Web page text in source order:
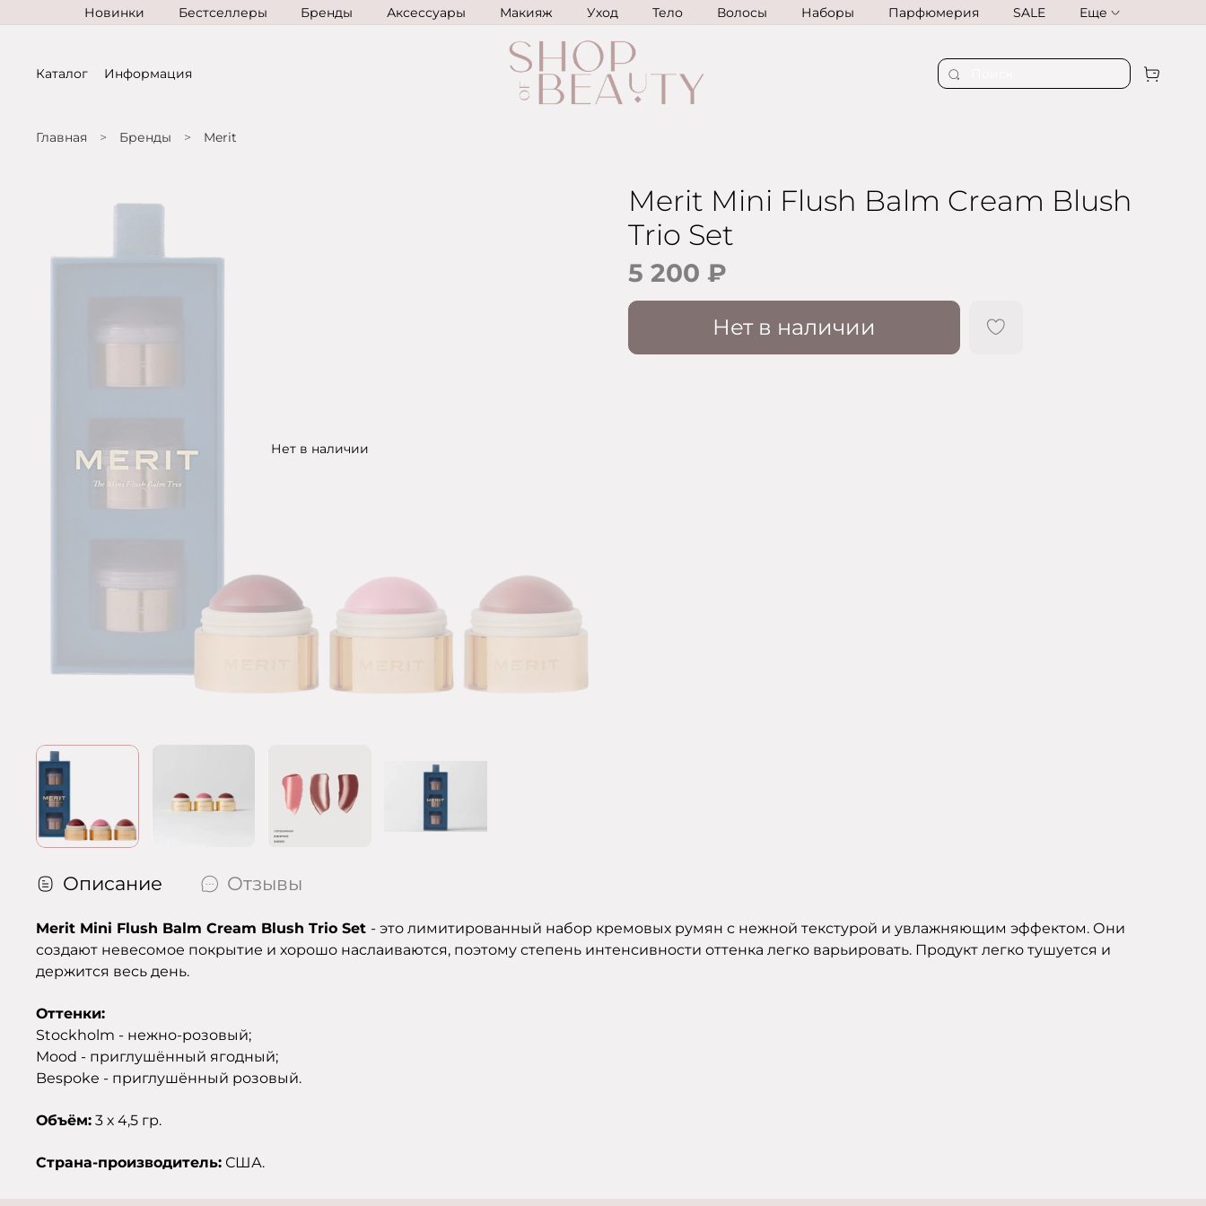
Новинки Бестселлеры Бренды Аксессуары Макияж Уход Тело Волосы Наборы Парфюмерия SALE Еще
Каталог Информация
Главная Бренды Merit
Нет в наличии
Merit Mini Flush Balm Cream Blush
Trio Set
5 200 ₽
Нет в наличии
Описание Отзывы
Merit Mini Flush Balm Cream Blush Trio Set - это лимитированный набор кремовых румян с нежной текстурой и увлажняющим эффектом. Они
создают невесомое покрытие и хорошо наслаиваются, поэтому степень интенсивности оттенка легко варьировать. Продукт легко тушуется и
держится весь день.
Оттенки:
Stockholm - нежно-розовый;
Mood - приглушённый ягодный;
Bespoke - приглушённый розовый.
Объём: 3 х 4,5 гр.
Страна-производитель: США.